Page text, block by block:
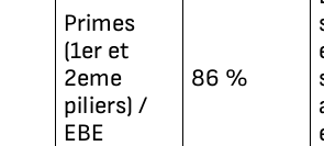
Primes
(1er et
2eme
piliers) /
EBE
86 %